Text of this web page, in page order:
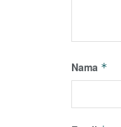
Nama *